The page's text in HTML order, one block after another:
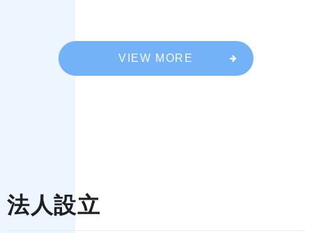
VIEW MORE
法人設立